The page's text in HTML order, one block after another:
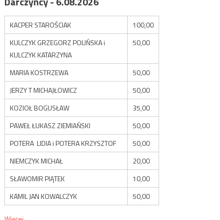
KACPER STAROŚCIAK
100,00
KULCZYK GRZEGORZ POLIŃSKA i
KULCZYK KATARZYNA
50,00
MARIA KOSTRZEWA
50,00
JERZY T MICHAJŁOWICZ
50,00
KOZIOŁ BOGUSŁAW
35,00
PAWEŁ ŁUKASZ ZIEMIAŃSKI
50,00
POTERA LIDIA i POTERA KRZYSZTOF
50,00
NIEMCZYK MICHAŁ
20,00
SŁAWOMIR PIĄTEK
10,00
KAMIL JAN KOWALCZYK
50,00